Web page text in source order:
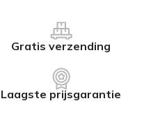
Gratis verzending
Laagste prijsgarantie